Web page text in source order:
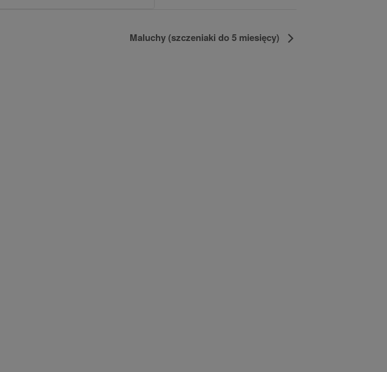
Maluchy (szczeniaki do 5 miesięcy)